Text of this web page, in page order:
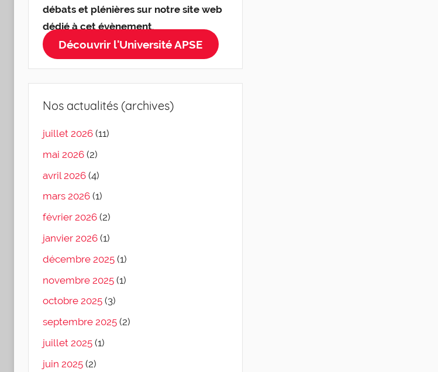
débats et plénières sur notre site web
dédié à cet évènement.
Découvrir l'Université APSE
Nos actualités (archives)
juillet 2026 (11)
mai 2026 (2)
avril 2026 (4)
mars 2026 (1)
février 2026 (2)
janvier 2026 (1)
décembre 2025 (1)
novembre 2025 (1)
octobre 2025 (3)
septembre 2025 (2)
juillet 2025 (1)
juin 2025 (2)